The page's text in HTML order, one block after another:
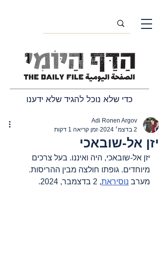
כדי שלא נוכל להגיד שלא ידענו
יזן אל-שובאכי
Adi Ronen Argov
2 בדצמ׳ 2024
זמן קריאה 1 דקות
יזן אל-שובאכי, היה ואיננו. בעל צרכים
מיוחדים. גופתו חולצה מבין ההריסות.
מערב נוסיראת, 2 בדצמבר, 2024.